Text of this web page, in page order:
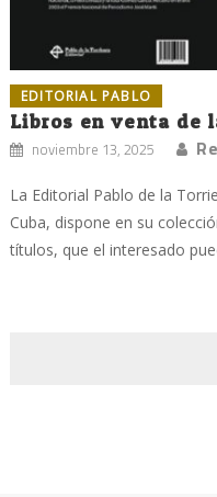
EDITORIAL PABLO
Libros en venta de
noviembre 13, 2025
La Editorial Pablo de la
Cuba, dispone en su
títulos, que el interesado